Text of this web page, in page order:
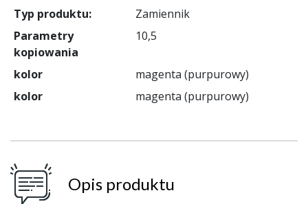
Typ produktu:
Zamiennik
Parametry
kopiowania
10,5
kolor
magenta (purpurowy)
kolor
magenta (purpurowy)
Opis produktu